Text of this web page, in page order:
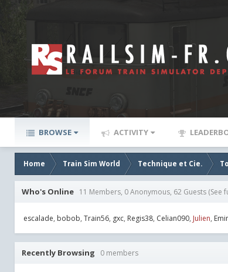
BROWSE ACTIVITY
Home Train Sim World Technique et Cie.
Who's Online 11 Members, 0 Anonymous, 62 Guests (See
escalade bobob Train56 gxc Regis38 Celian090 Julien
Recently Browsing 0 members